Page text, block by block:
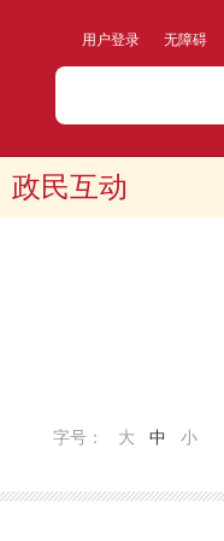
用户登录 无障碍
政民互动
字号： 大 中 小